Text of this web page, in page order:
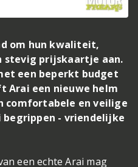
om hun kwaliteit,
stevig prijskaartje aan.
een beperkt budget
Arai een nieuwe helm
comfortabele en veilige
begrippen - vriendelijke
een echte Arai mag